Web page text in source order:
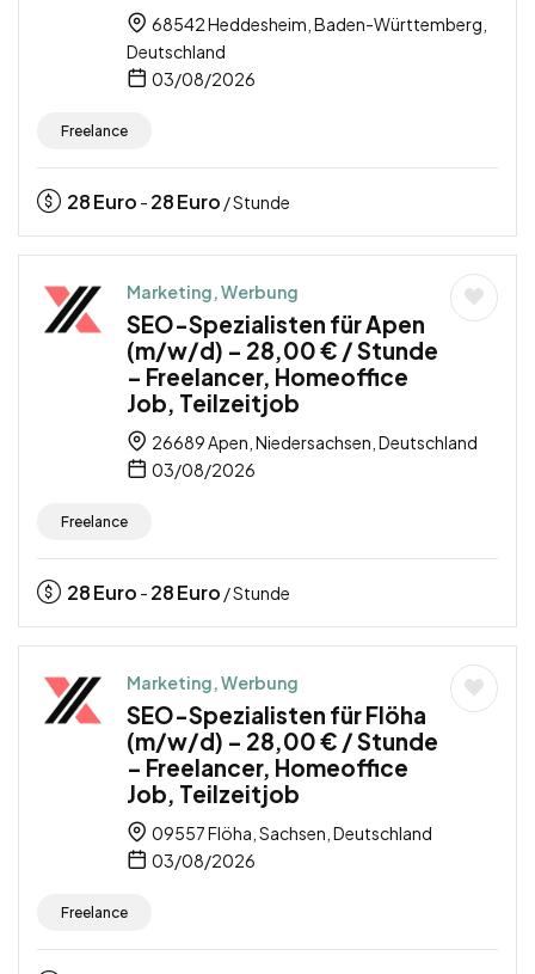
68542 Heddesheim, Baden-Württemberg,
Deutschland
03/08/2026
Freelance
28Euro - 28Euro / Stunde
Marketing, Werbung
SEO-Spezialisten für Apen
(m/w/d) – 28,00 € / Stunde
– Freelancer, Homeoffice
Job, Teilzeitjob
26689 Apen, Niedersachsen, Deutschland
03/08/2026
Freelance
28Euro - 28Euro / Stunde
Marketing, Werbung
SEO-Spezialisten für Flöha
(m/w/d) – 28,00 € / Stunde
– Freelancer, Homeoffice
Job, Teilzeitjob
09557 Flöha, Sachsen, Deutschland
03/08/2026
Freelance